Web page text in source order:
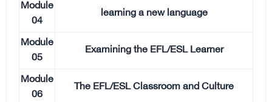
Module
04
learning a new language
Module
05
Examining the EFL/ESL Learner
Module
06
The EFL/ESL Classroom and Culture